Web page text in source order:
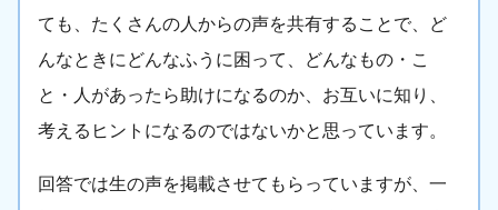
ても、たくさんの人からの声を共有することで、ど
んなときにどんなふうに困って、どんなもの・こ
と・人があったら助けになるのか、お互いに知り、
考えるヒントになるのではないかと思っています。
回答では生の声を掲載させてもらっていますが、一